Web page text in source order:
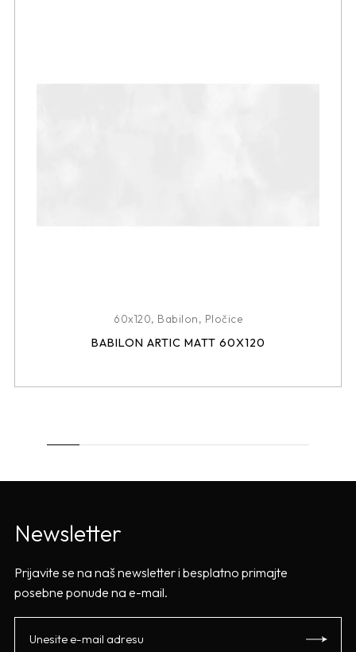
60x120, Babilon, Pločice
BABILON ARTIC MATT 60X120
Newsletter
Prijavite se na naš newsletter i besplatno primajte
posebne ponude na e-mail.